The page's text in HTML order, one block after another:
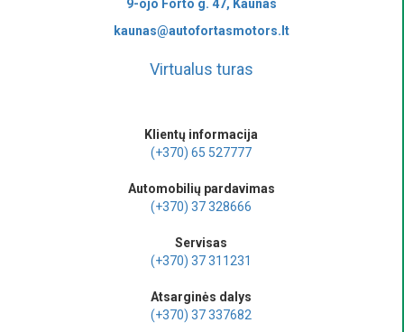
9-ojo Forto g. 47, Kaunas
kaunas@autofortasmotors.lt
Virtualus turas
Klientų informacija
(+370) 65 527777
Automobilių pardavimas
(+370) 37 328666
Servisas
(+370) 37 311231
Atsarginės dalys
(+370) 37 337682